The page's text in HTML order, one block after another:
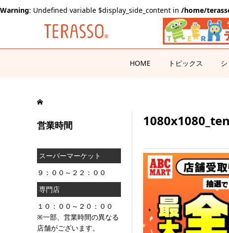
Warning: Undefined variable $display_side_content in /home/
HOME トピックス
営業時間
スーパーマーケット
９：００～２２：００
専門店
１０：００～２０：００
※一部、営業時間の異なる
店舗がございます。